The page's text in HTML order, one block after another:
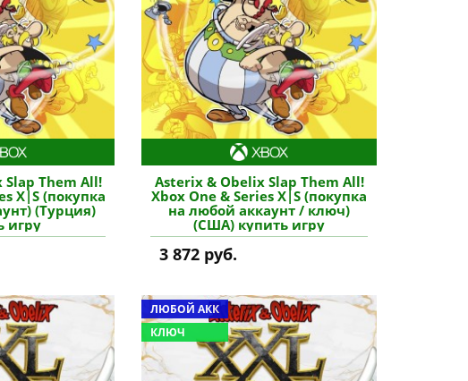
Them All!
X|S (покупка
(Турция)
игру
Asterix & Obelix Slap Them All!
Xbox One & Series X|S (покупка
на любой аккаунт / ключ)
(США) купить игру
3 872 руб.
ЛЮБОЙ АКК
КЛЮЧ